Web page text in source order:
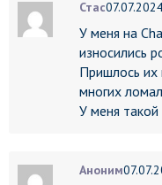
Стас
У меня на
износились
Пришлось их
многих
У меня
Аноним